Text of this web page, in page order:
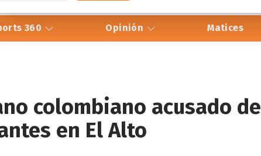
360 Opinión Matices
colombiano acusado de
en El Alto